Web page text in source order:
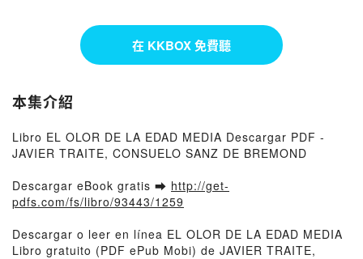
在 KKBOX 免費聽
本集介紹
Libro EL OLOR DE LA EDAD MEDIA Descargar PDF -
JAVIER TRAITE, CONSUELO SANZ DE BREMOND
Descargar eBook gratis ➡ http://get-
pdfs.com/fs/libro/93443/1259
Descargar o leer en línea EL OLOR DE LA EDAD MEDIA
Libro gratuito (PDF ePub Mobi) de JAVIER TRAITE,